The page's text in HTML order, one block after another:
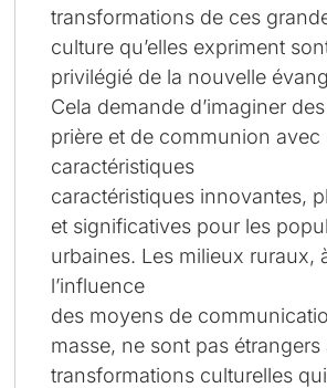
transformations de ces
culture qu’elles expriment
privilégié de la nouvelle
Cela demande d’imaginer
prière et de communion avec
caractéristiques
caractéristiques innovantes,
et significatives pour les
urbaines. Les milieux ruraux,
l’influence
des moyens de
masse, ne sont pas étrangers
transformations culturelles